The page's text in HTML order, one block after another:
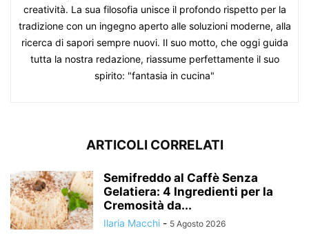
creatività. La sua filosofia unisce il profondo rispetto per la
tradizione con un ingegno aperto alle soluzioni moderne, alla
ricerca di sapori sempre nuovi. Il suo motto, che oggi guida
tutta la nostra redazione, riassume perfettamente il suo
spirito: "fantasia in cucina"
ARTICOLI CORRELATI
Semifreddo al Caffè Senza
Gelatiera: 4 Ingredienti per la
Cremosità da...
Ilaria Macchi - 5 Agosto 2026